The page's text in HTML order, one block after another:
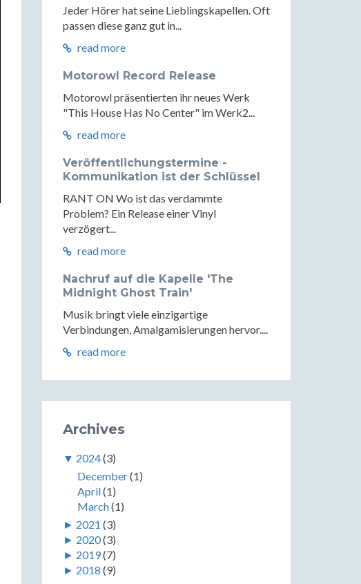
Jeder Hörer hat seine Lieblingskapellen. Oft
passen diese ganz gut in...
read more
Motorowl Record Release
Motorowl präsentierten ihr neues Werk
"This House Has No Center" im Werk2...
read more
Veröffentlichungstermine -
Kommunikation ist der Schlüssel
RANT ON Wo ist das verdammte
Problem? Ein Release einer Vinyl
verzögert...
read more
Nachruf auf die Kapelle 'The
Midnight Ghost Train'
Musik bringt viele einzigartige
Verbindungen, Amalgamisierungen hervor....
read more
Archives
▼ 2024(3)
December(1)
April(1)
March(1)
► 2021 (3)
► 2020(3)
► 2019(7)
► 2018 (9)